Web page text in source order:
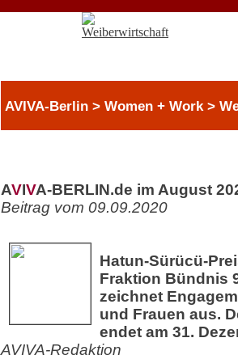
AVIVA-Berlin > Women + Work >
AVIVA-BERLIN.de im August
Beitrag vom 09.09.2020
Hatun-Sürücü-
Fraktion Bündnis
zeichnet
und Frauen aus.
endet am 31.
AVIVA-Redaktion